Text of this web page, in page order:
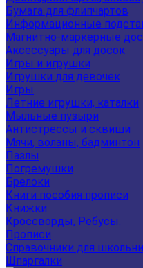
Бумага для флипчартов
Информационные
Магнитно-маркерные
Аксессуары для досок
Игры и игрушки
Игрушки для девочек
Игры
Летние игрушки, каталки
Мыльные пузыри
Антистрессы и сквиши
Мячи, воланы, бадминтон
Пазлы
Погремушки
Брелоки
Книги пособия прописи
Книжки
Кроссворды, Ребусы.
Прописи
Справочники для
Шпаргалки